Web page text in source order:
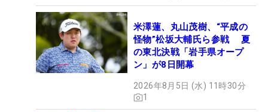
米澤蓮、丸山茂樹、“平成の
怪物”松坂大輔氏ら参戦 夏
の東北決戦「岩手県オープ
ン」が8日開幕
2026年8月5日 (水) 11時30分
1